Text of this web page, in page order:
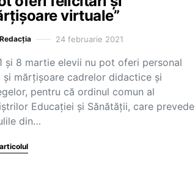
virtuale”
Redacția 24 februarie 2021
și 8 martie elevii nu pot oferi personal
și mărțișoare cadrelor didactice și
pentru că ordinul comun al
Educației și Sănătății, care prevede
din…